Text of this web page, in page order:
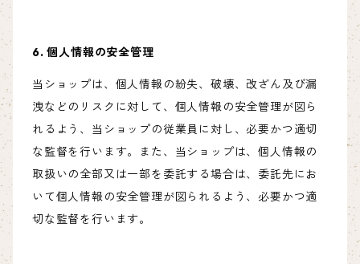
6. 個人情報の安全管理
当ショップは、個人情報の紛失、破壊、改ざん及び漏
洩などのリスクに対して、個人情報の安全管理が図ら
れるよう、当ショップの従業員に対し、必要かつ適切
な監督を行います。また、当ショップは、個人情報の
取扱いの全部又は一部を委託する場合は、委託先にお
いて個人情報の安全管理が図られるよう、必要かつ適
切な監督を行います。